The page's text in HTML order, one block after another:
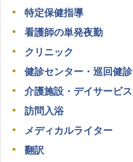
特定保健指導
看護師の単発夜勤
クリニック
健診センター・巡回健診
介護施設・デイサービス
訪問入浴
メディカルライター
翻訳